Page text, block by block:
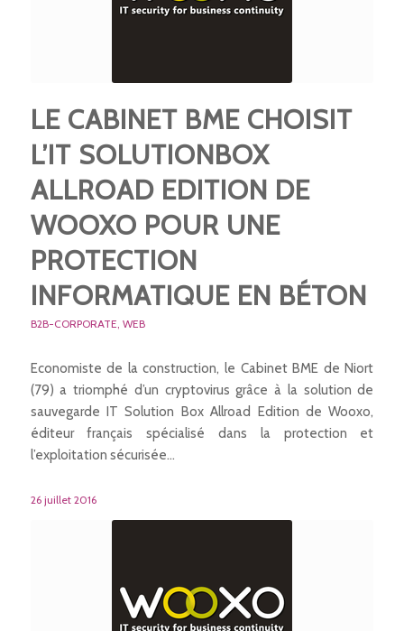
LE CABINET BME CHOISIT
L’IT SOLUTIONBOX
ALLROAD EDITION DE
WOOXO POUR UNE
PROTECTION
INFORMATIQUE EN BÉTON
B2B-CORPORATE, WEB
Economiste de la construction, le Cabinet BME de Niort
(79) a triomphé d’un cryptovirus grâce à la solution de
sauvegarde IT Solution Box Allroad Edition de Wooxo,
éditeur français spécialisé dans la protection et
l’exploitation sécurisée…
26 juillet 2016